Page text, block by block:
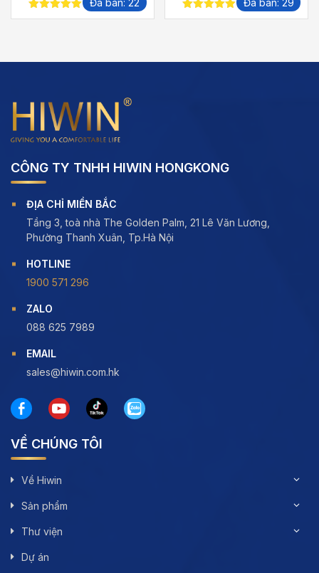
từ
5.00out of
Đã bán: 22
từ
5.00out of
Đã bán: 29
CÔNG TY TNHH HIWIN HONGKONG
ĐỊA CHỈ MIỀN BẮC
Tầng 3, toà nhà The Golden Palm, 21 Lê Văn Lương,
Phường Thanh Xuân, Tp.Hà Nội
HOTLINE
1900 571 296
ZALO
088 625 7989
EMAIL
sales@hiwin.com.hk
VỀ CHÚNG TÔI
Về Hiwin
Sản phẩm
Thư viện
Dự án